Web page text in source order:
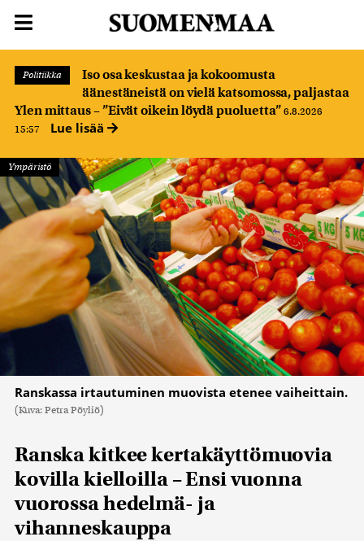
Politiikka
Iso osa keskustaa ja kokoomusta
äänestäneistä on vielä katsomossa, paljastaa
Ylen mittaus – ”Eivät oikein löydä puoluetta” 6.8.2026
15:57
Lue lisää
Ympäristö
Ranskassa irtautuminen muovista etenee vaiheittain.
(Kuva: Petra Pöyliö)
Ranska kitkee kertakäyttömuovia
kovilla kielloilla – Ensi vuonna
vuorossa hedelmä- ja
vihanneskauppa